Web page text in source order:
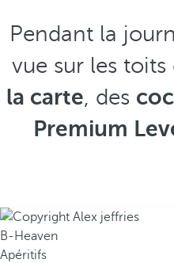
Pendant la
vue sur les toits
la carte, des
Premium
B-Heaven
Apéritifs